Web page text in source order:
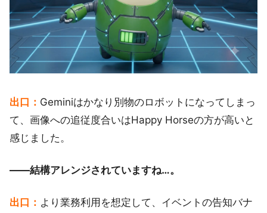
出口： Geminiはかなり別物のロボットになってしまっ
て、画像への追従度合いはHappy Horseの方が高いと
感じました。
――結構アレンジされていますね…。
出口： より業務利用を想定して、イベントの告知バナ